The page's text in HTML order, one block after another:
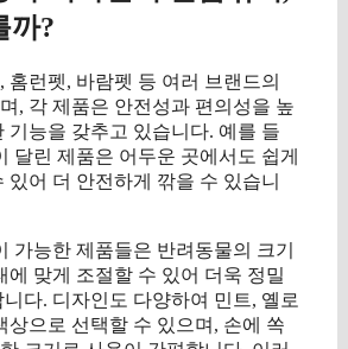
까?
홈런펫, 바람펫 등 여러 브랜드의
, 각 제품은 안전성과 편의성을 높
기능을 갖추고 있습니다. 예를 들
달린 제품은 어두운 곳에서도 쉽게
있어 더 안전하게 깎을 수 있습니
가능한 제품들은 반려동물의 크기
에 맞게 조절할 수 있어 더욱 정밀
다. 디자인도 다양하여 민트, 옐로
상으로 선택할 수 있으며, 손에 쏙